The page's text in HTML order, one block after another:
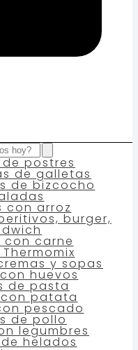
postres
de galletas
de bizcocho
con arroz
burger,
con carne
y sopas
huevos
de pasta
patata
pescado
de pollo
legumbres
helados